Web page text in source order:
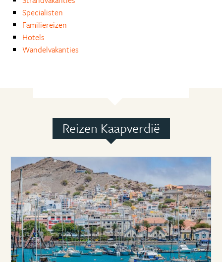
Specialisten
Familiereizen
Hotels
Wandelvakanties
Reizen Kaapverdië